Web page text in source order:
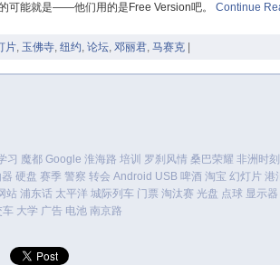
可能就是——他们用的是Free Version吧。
Continue
片 玉佛寺 纽约 论坛 邓丽君 马赛克 |
习 魔都 Google 淮海路 培训 罗刹风情 桑巴荣耀 非洲时刻
硬盘 赛季 警察 转会 Android USB 啤酒 淘宝 幻灯片 港
站 浦东话 太平洋 城际列车 门票 淘汰赛 光盘 点球 显示器
车 大学 广告 电池 南京路